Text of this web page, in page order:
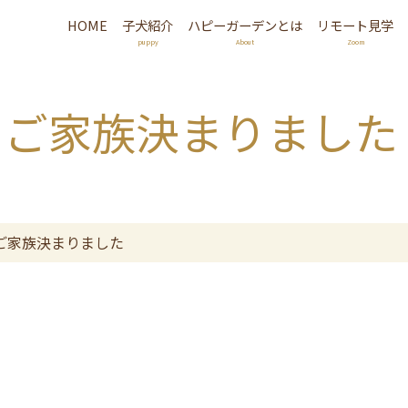
HOME 子犬紹介
puppy
ハピーガーデンとは
About
リモート見学
Zoom
家族決まりました
族決まりました